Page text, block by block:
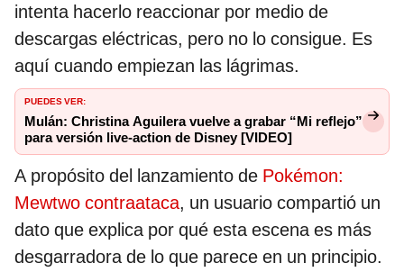
intenta hacerlo reaccionar por medio de
descargas eléctricas, pero no lo consigue. Es
aquí cuando empiezan las lágrimas.
PUEDES VER:
Mulán: Christina Aguilera vuelve a grabar “Mi reflejo”
para versión live-action de Disney [VIDEO]
A propósito del lanzamiento de Pokémon:
Mewtwo contraataca, un usuario compartió un
dato que explica por qué esta escena es más
desgarradora de lo que parece en un principio.